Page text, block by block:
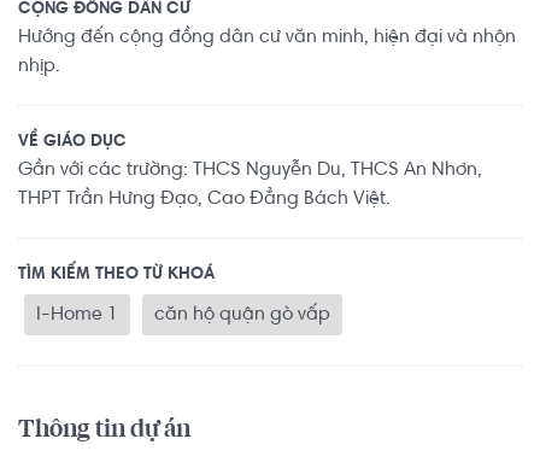
CỘNG ĐỒNG DÂN CƯ
Hướng đến cộng đồng dân cư văn minh, hiện đại và nhộn
nhịp.
VỀ GIÁO DỤC
Gần với các trường: THCS Nguyễn Du, THCS An Nhơn,
THPT Trần Hưng Đạo, Cao Đẳng Bách Việt.
TÌM KIẾM THEO TỪ KHOÁ
I-Home 1 căn hộ quận gò vấp
Thông tin dự án